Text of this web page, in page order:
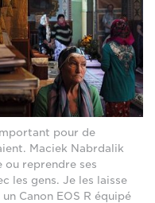
pour de
Maciek Nabrdalik
ou reprendre ses
les gens. Je les laisse
Canon EOS R équipé